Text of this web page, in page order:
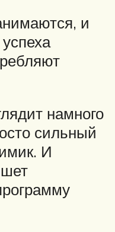
и
намного
сильный
И